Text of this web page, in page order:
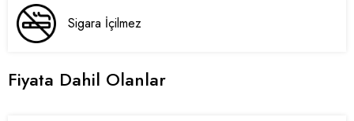
Sigara İçilmez
Fiyata Dahil Olanlar